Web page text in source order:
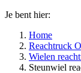
Je bent hier:
Home
Reachtruck
Wielen
Steunwiel